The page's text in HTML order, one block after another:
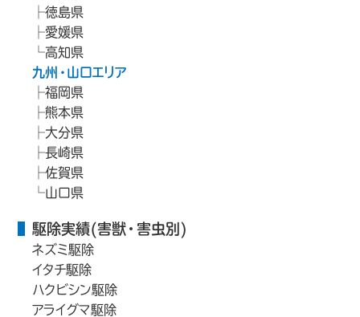
徳島県
愛媛県
高知県
九州・山口エリア
福岡県
熊本県
大分県
長崎県
佐賀県
山口県
駆除実績(害獣・害虫別)
ネズミ駆除
イタチ駆除
ハクビシン駆除
アライグマ駆除